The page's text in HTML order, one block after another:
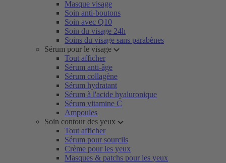
Masque visage
Soin anti-boutons
Soin avec Q10
Soin du visage 24h
Soins du visage sans parabènes
Sérum pour le visage
Tout afficher
Sérum anti-âge
Sérum collagène
Sérum hydratant
Sérum à l'acide hyaluronique
Sérum vitamine C
Ampoules
Soin contour des yeux
Tout afficher
Sérum pour sourcils
Crème pour les yeux
Masques & patchs pour les yeux